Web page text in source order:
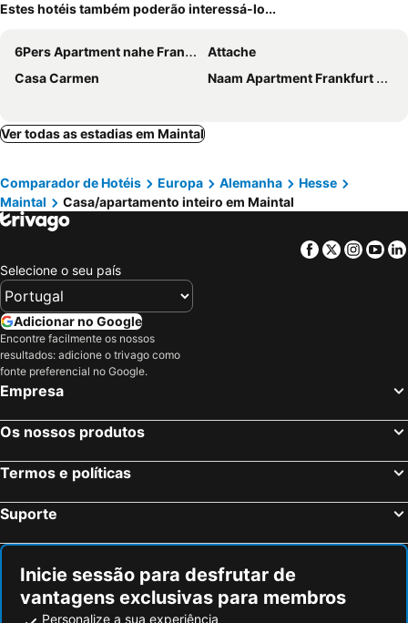
Estes hotéis também poderão interessá-lo...
6Pers Apartment nahe Frankfurt, Messe, Airport, free parking
Attache
Casa Carmen
Naam Apartment Frankfurt City-airport
Ver todas as estadias em Maintal
Comparador de Hotéis Europa Alemanha
Hesse
Maintal
Casa/apartamento inteiro em Maintal
Facebook
Twitter
Selecione o seu país
Adicionar no Google
Encontre facilmente os nossos
resultados: adicione o trivago como
fonte preferencial no Google.
Empresa
Os nossos produtos
Termos e políticas
Suporte
Inicie sessão para desfrutar de
vantagens exclusivas para membros
Personalize a sua experiência